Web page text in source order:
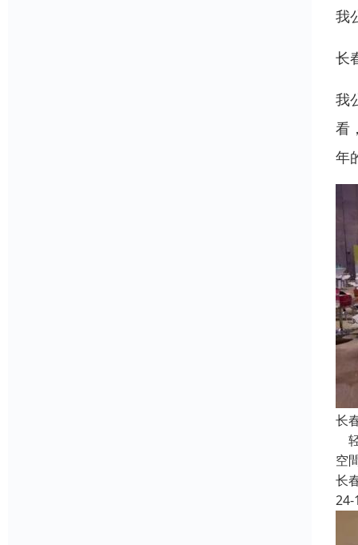
我
长
我
看
年
长
空
长
24-